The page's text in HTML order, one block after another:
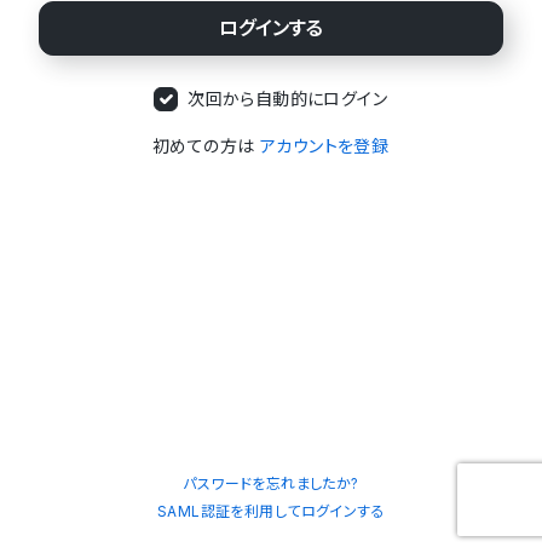
次回から自動的にログイン
初めての方は アカウントを登録
パスワードを忘れましたか?
SAML認証を利用してログインする